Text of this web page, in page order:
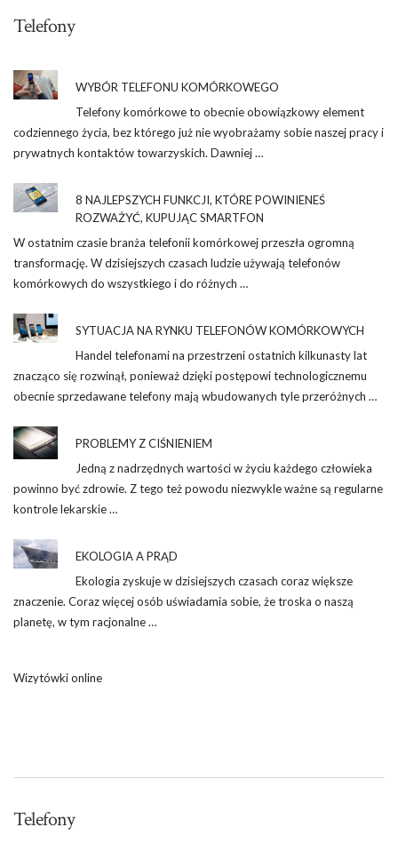
Telefony
WYBÓR TELEFONU KOMÓRKOWEGO
Telefony komórkowe to obecnie obowiązkowy element
codziennego życia, bez którego już nie wyobrażamy sobie naszej pracy i
prywatnych kontaktów towarzyskich. Dawniej …
8 NAJLEPSZYCH FUNKCJI, KTÓRE POWINIENEŚ
ROZWAŻYĆ, KUPUJĄC SMARTFON
W ostatnim czasie branża telefonii komórkowej przeszła ogromną
transformację. W dzisiejszych czasach ludzie używają telefonów
komórkowych do wszystkiego i do różnych …
SYTUACJA NA RYNKU TELEFONÓW KOMÓRKOWYCH
Handel telefonami na przestrzeni ostatnich kilkunasty lat
znacząco się rozwinął, ponieważ dzięki postępowi technologicznemu
obecnie sprzedawane telefony mają wbudowanych tyle przeróżnych …
PROBLEMY Z CIŚNIENIEM
Jedną z nadrzędnych wartości w życiu każdego człowieka
powinno być zdrowie. Z tego też powodu niezwykle ważne są regularne
kontrole lekarskie …
EKOLOGIA A PRĄD
Ekologia zyskuje w dzisiejszych czasach coraz większe
znaczenie. Coraz więcej osób uświadamia sobie, że troska o naszą
planetę, w tym racjonalne …
Wizytówki online
Telefony